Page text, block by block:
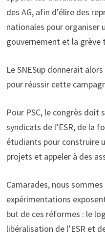
des AG, afin d’élire des
nationales pour organiser
gouvernement et la grève
Le SNESup donnerait
pour réussir cette
Pour PSC, le congrès doit
syndicats de l’ESR, de la
étudiants pour construire
projets et appeler à des
Camarades, nous
expérimentations
but de ces réformes : le
libéralisation de l’ESR et